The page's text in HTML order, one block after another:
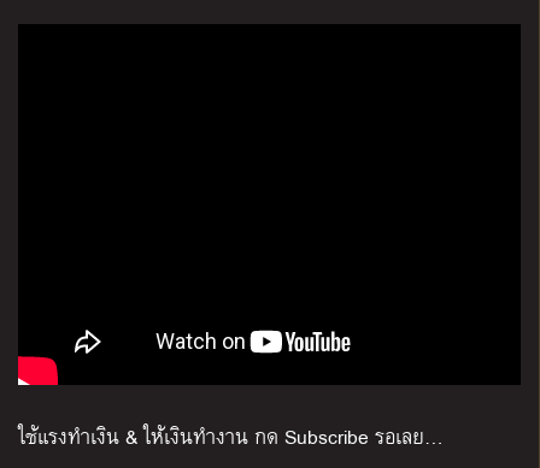
ใช้แรงทำเงิน&ให้เงินทำงาน กด Subscribe รอเลย…